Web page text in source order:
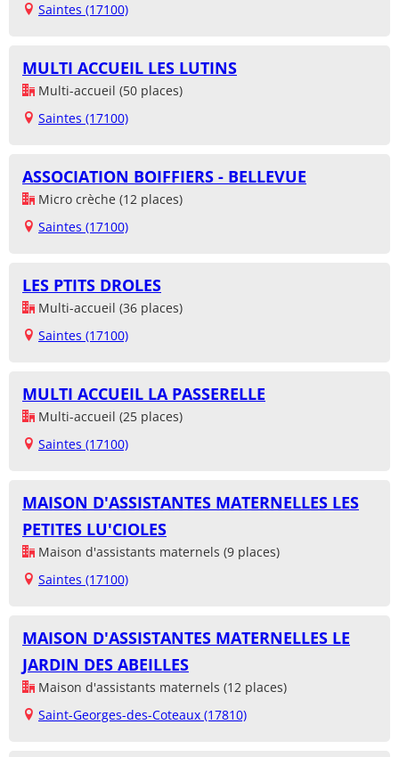
Saintes (17100)
MULTI ACCUEIL LES LUTINS
Multi-accueil (50 places)
Saintes (17100)
ASSOCIATION BOIFFIERS - BELLEVUE
Micro crèche (12 places)
Saintes (17100)
LES PTITS DROLES
Multi-accueil (36 places)
Saintes (17100)
MULTI ACCUEIL LA PASSERELLE
Multi-accueil (25 places)
Saintes (17100)
MAISON D'ASSISTANTES MATERNELLES LES
PETITES LU'CIOLES
Maison d'assistants maternels (9 places)
Saintes (17100)
MAISON D'ASSISTANTES MATERNELLES LE
JARDIN DES ABEILLES
Maison d'assistants maternels (12 places)
Saint-Georges-des-Coteaux (17810)